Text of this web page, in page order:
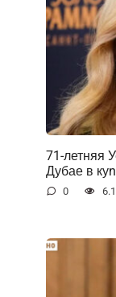
71-летняя
Дубае в
0